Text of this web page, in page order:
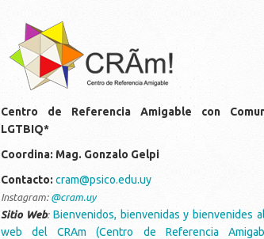
logos-cram.png
Centro de Referencia Amigable con
LGTBIQ*
Coordina: Mag. Gonzalo Gelpi
Contacto: cram@psico.edu.uy
Instagram: @cram.uy
Sitio Web: Bienvenidos, bienvenidas y bienvenides
web del CRAm (Centro de Referencia